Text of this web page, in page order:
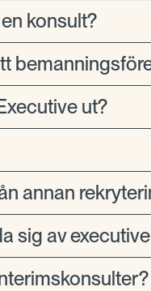
konsult?
ut?
annan
sig av